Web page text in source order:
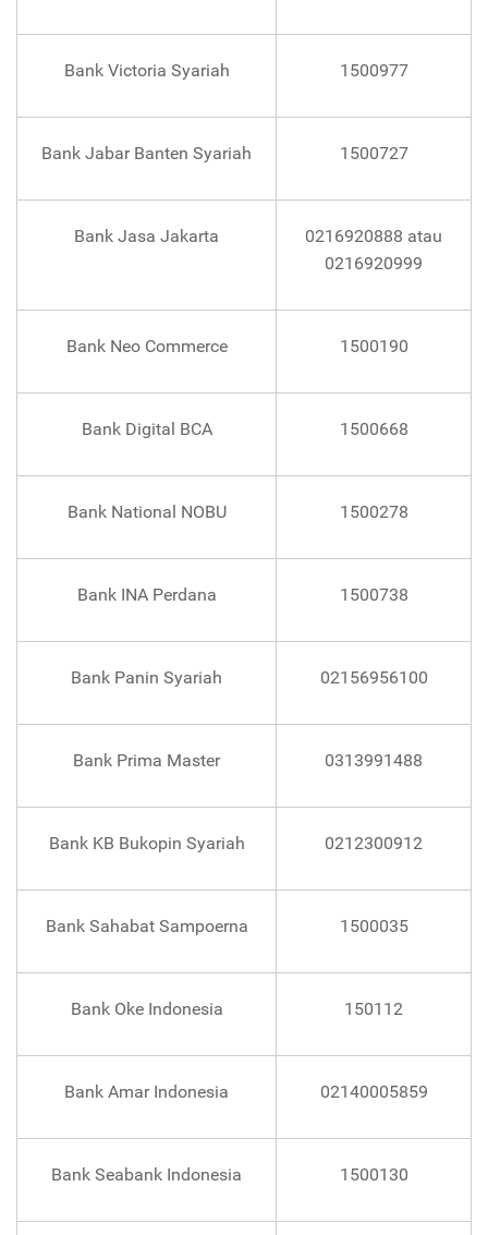
Bank Victoria Syariah 1500977
Bank Jabar Banten Syariah 1500727
Bank Jasa Jakarta
0216920888 atau
0216920999
Bank Neo Commerce 1500190
Bank Digital BCA 1500668
Bank National NOBU 1500278
Bank INA Perdana 1500738
Bank Panin Syariah 02156956100
Bank Prima Master 0313991488
Bank KB Bukopin Syariah 0212300912
Bank Sahabat Sampoerna 1500035
Bank Oke Indonesia 150112
Bank Amar Indonesia 02140005859
Bank Seabank Indonesia 1500130